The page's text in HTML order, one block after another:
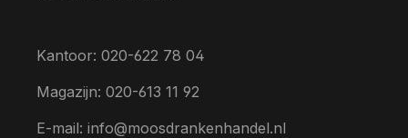
Kantoor: 020-622 78 04
Magazijn: 020-613 11 92
E-mail: info@moosdrankenhandel.nl